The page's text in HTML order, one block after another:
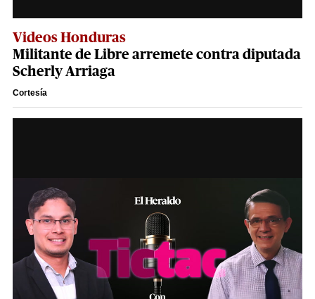
Videos Honduras
Militante de Libre arremete contra diputada
Scherly Arriaga
Cortesía